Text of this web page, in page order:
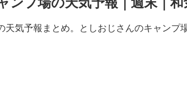
天気予報まとめ。としおじさんのキャンプ